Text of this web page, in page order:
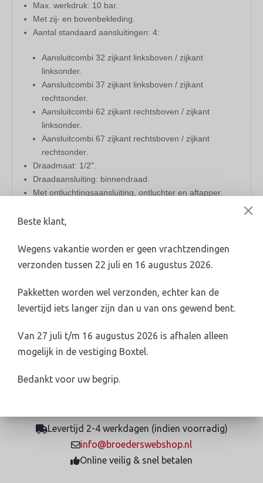
Max. werkdruk: 10 bar.
Met zij- en bovenbekleding.
Aantal standaard aansluitingen: 4:
Aansluitcombi 32 zijkant linksboven / zijkant
linksonder.
Aansluitcombi 37 zijkant linksboven / zijkant
rechtsonder.
Aansluitcombi 62 zijkant rechtsboven / zijkant
linksonder.
Aansluitcombi 67 zijkant rechtsboven / zijkant
rechtsonder.
Draadmaat: 1/2".
Draadaansluiting: binnendraad.
Met ontluchtingsaansluiting, ontluchter en aftapper.
Aantal watt: 1793.
​Maat (hoogte x lengte): 500x1200mm.
Dit artikel behoort tot het assortiment van de vestiging in
Oss.
Voor de actuele voorraadstatus kunt u contact opnemen
met de betreffende vestiging.
Broeders Oss: 0412-624782 / verkoop@broedersoss.nl.
Levertijd 2-4 werkdagen (indien voorradig)
info@broederswebshop.nl
Online veilig & snel betalen
Beste klant,
Wegens vakantie worden er geen vrachtzendingen
verzonden tussen 22 juli en 16 augustus 2026.
Pakketten worden wel verzonden, echter kan de
levertijd iets langer zijn dan u van ons gewend bent.
Van 27 juli t/m 16 augustus 2026 is afhalen alleen
mogelijk in de vestiging Boxtel.
Bedankt voor uw begrip.